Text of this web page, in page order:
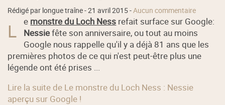
Rédigé par longue traîne -21 avril 2015-Aucun commentaire
L e monstre du Loch Ness refait surface sur Google:
Nessiefête son anniversaire, ou tout au moins
Google nous rappelle qu'il y a déjà 81 ans que les
premières photos de ce qui n'est peut-être plus une
légende ont été prises ...
Lire la suite de Le monstre du Loch Ness : Nessie
aperçu sur Google !